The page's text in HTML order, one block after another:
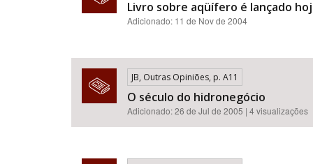
Livro sobre aqüífero é lançado
Adicionado: 11 de Nov de 2004
JB, Outras Opiniões, p. A11
O século do hidronegócio
Adicionado: 26 de Jul de 2005 | 4 visualizações